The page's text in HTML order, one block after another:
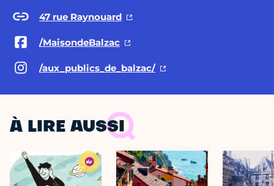
47 rue Raynouard
/MaisondeBalzac
/aux_publics_de_balzac/
À LIRE AUSSI